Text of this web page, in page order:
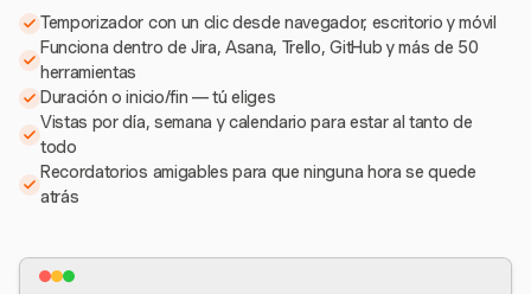
Temporizador con un clic desde navegador, escritorio y móvil
Funciona dentro de Jira, Asana, Trello, GitHub y más de 50
herramientas
Duración o inicio/fin — tú eliges
Vistas por día, semana y calendario para estar al tanto de
todo
Recordatorios amigables para que ninguna hora se quede
atrás